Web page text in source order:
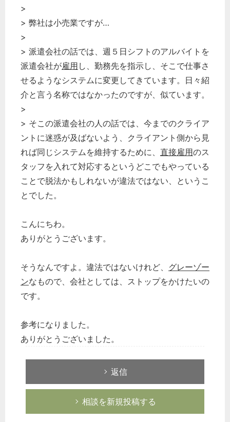
>
> 弊社は小売業ですが…
>
> 派遣会社の話では、週５日シフトのアルバイトを
派遣会社が雇用 し、勤務先を指示し、そこで仕事さ
せるようなシステムに変更してきています。日々紹
介と言う名称ではなかったのですが、似ています。
>
> そこの派遣会社の人の話では、今までのクライア
ントに迷惑が及ばないよう、クライアント側から見
れば同じシステムを維持するために、 直接雇用のス
タッフを入れて対応するというどこでもやっている
ことで脱法かもしれないが違法ではない、というこ
とでした。
こんにちわ。
ありがとうございます。
そうなんですよ。違法ではないけれど、 グレーゾー
ンなもので、会社としては、ストップをかけたいの
です。
参考になりました。
ありがとうございました。
返信
相談を新規投稿する